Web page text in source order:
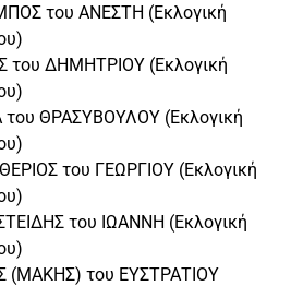
του ΑΝΕΣΤΗ (Εκλογική
του ΔΗΜΗΤΡΙΟΥ (Εκλογική
ΘΡΑΣΥΒΟΥΛΟΥ (Εκλογική
του ΓΕΩΡΓΙΟΥ (Εκλογική
του ΙΩΑΝΝΗ (Εκλογική
(ΜΑΚΗΣ) του ΕΥΣΤΡΑΤΙΟΥ